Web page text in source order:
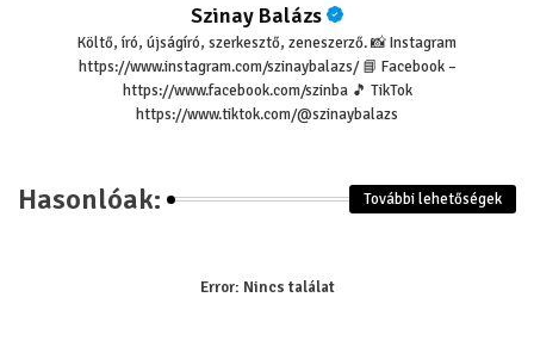
Szinay Balázs
Költő, író, újságíró, szerkesztő, zeneszerző. 📸 Instagram
https://www.instagram.com/szinaybalazs/ 📘 Facebook –
https://www.facebook.com/szinba 🎵 TikTok
https://www.tiktok.com/@szinaybalazs
Hasonlóak: További lehetőségek
Error: Nincs találat